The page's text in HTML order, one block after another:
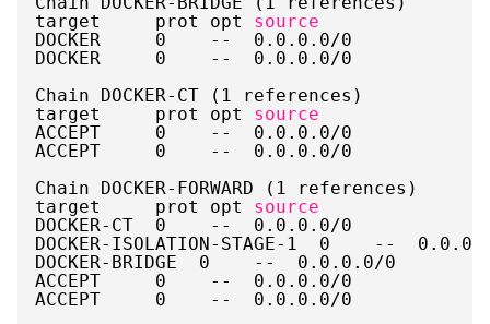
target     prot opt source
DOCKER     0    --  0.0.0.0/0
DOCKER     0    --  0.0.0.0/0
Chain DOCKER-CT (1 references)
target     prot opt source
ACCEPT     0    --  0.0.0.0/0
ACCEPT     0    --  0.0.0.0/0
Chain DOCKER-FORWARD (1 references)
target     prot opt source
DOCKER-CT  0    --  0.0.0.0/0
DOCKER-ISOLATION-STAGE-1  0    --
DOCKER-BRIDGE  0    --  0.0.0.0/0
ACCEPT     0    --  0.0.0.0/0
ACCEPT     0    --  0.0.0.0/0